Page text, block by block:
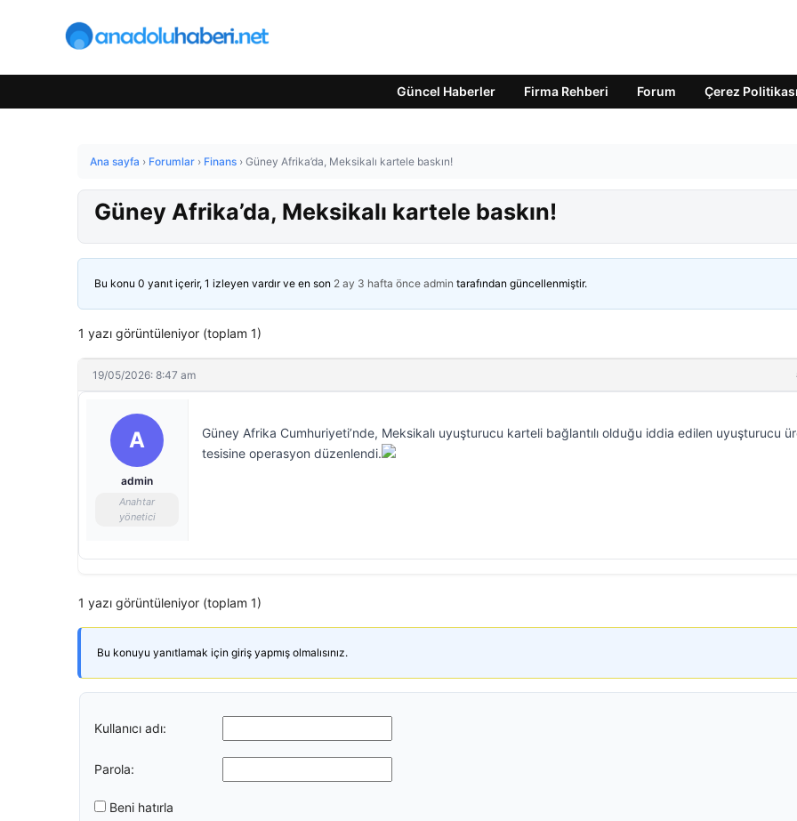
Güncel Haberler Firma Rehberi Forum Çerez Politikası
Ana sayfa › Forumlar › Finans › Güney Afrika’da, Meksikalı kartele baskın!
Güney Afrika’da, Meksikalı kartele baskın!
Bu konu 0 yanıt içerir, 1 izleyen vardır ve en son 2 ay 3 hafta önce admin tarafından güncellenmiştir.
1 yazı görüntüleniyor (toplam 1)
19/05/2026: 8:47 am
A
admin
Anahtar
yönetici
Güney Afrika Cumhuriyeti’nde, Meksikalı uyuşturucu karteli bağlantılı olduğu iddia edilen uyuşturucu
tesisine operasyon düzenlendi.
1 yazı görüntüleniyor (toplam 1)
Bu konuyu yanıtlamak için giriş yapmış olmalısınız.
Kullanıcı adı:
Parola:
Beni hatırla